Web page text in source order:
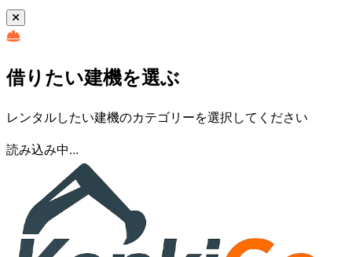
借りたい建機を選ぶ
レンタルしたい建機のカテゴリーを選択してください
読み込み中...